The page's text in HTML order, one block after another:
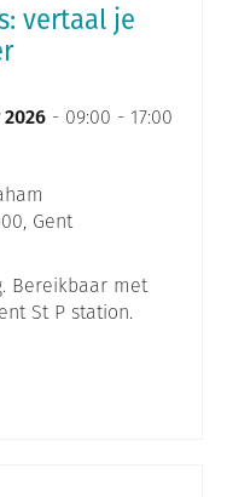
vertaal je
- 09:00 - 17:00
Gent
Bereikbaar met
St P station.